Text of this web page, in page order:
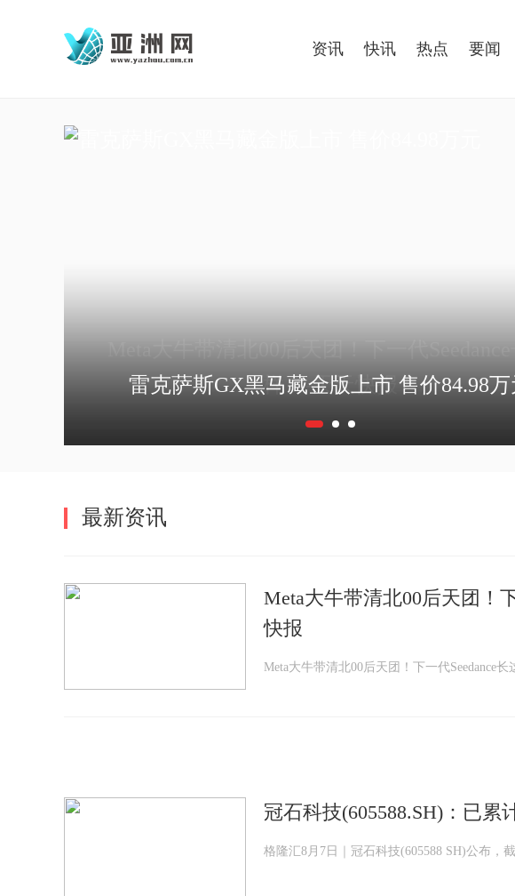
资讯 快讯 热点 要闻
Meta大牛带清北00后天团！下一代Seedance
样？-天天快报
最新资讯
Meta大牛带清北00后天团！
快报
Meta大牛带清北00后天团！下一代Seedance
冠石科技(605588.SH)：已累
格隆汇8月7日｜冠石科技(605588 SH)公布，